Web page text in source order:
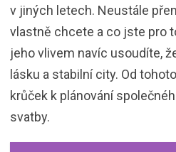
v jiných letech. Neustále
vlastně chcete a co jste pro
jeho vlivem navíc usoudíte,
lásku a stabilní city. Od
krůček k plánování
svatby.